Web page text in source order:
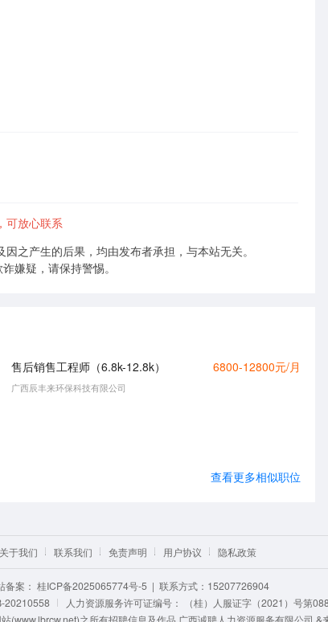
可放心联系
之产生的后果，均由发布者承担，与本站无关。
嫌疑，请保持警惕。
售后销售工程师（6.8k-12.8k） 6800-12800元/月
广西辰丰来环保科技有限公司
查看更多相似职位
关于我们 联系我们 免责声明 用户协议 隐私政策
备案： 桂ICP备2025065774号-5 | 联系方式：15207726904
20210558
人力资源服务许可证编号：
（桂）人服证字（2021）号第
(www.lbrcw.net)之所有招聘信息及作品 广西诚聘人力资源服务有限公司 &